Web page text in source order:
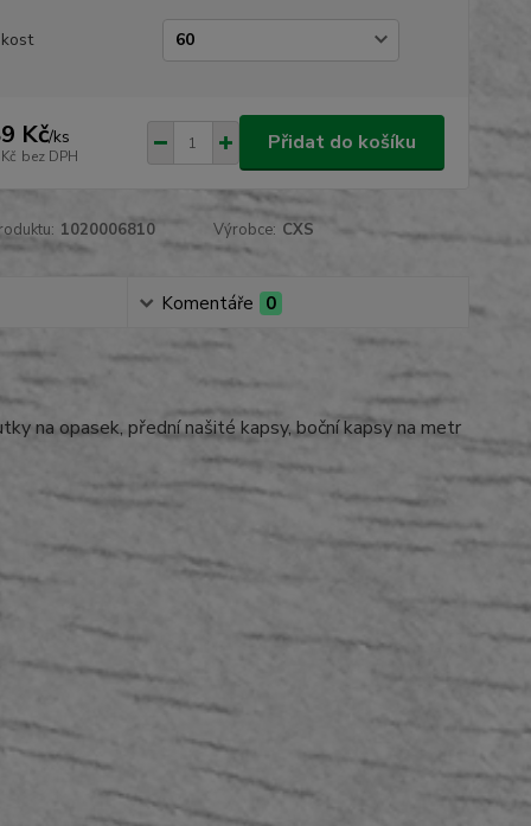
Kč/ks
bez DPH
Přidat do košíku
1020006810 Výrobce: CXS
Komentáře 0
na opasek, přední našité kapsy, boční kapsy na metr